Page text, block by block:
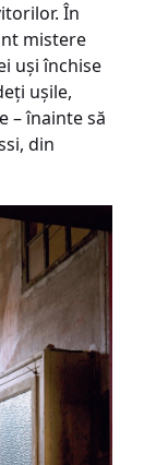
În
mistere
uşi închise
uşile,
– înainte să
din